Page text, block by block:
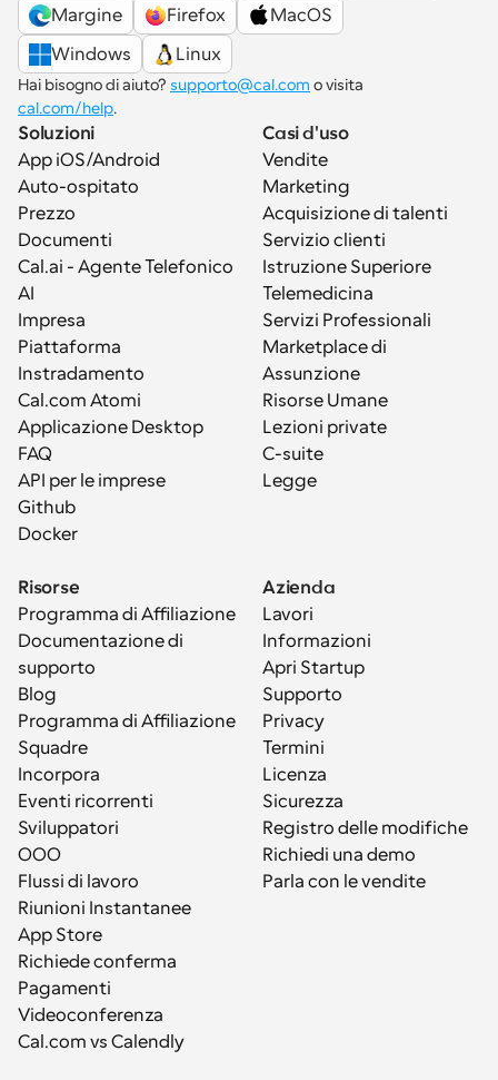
Margine
Firefox
MacOS
Windows
Linux
Hai bisogno di aiuto? supporto@cal.com
cal.com/help.
Soluzioni
App iOS/Android
Auto-ospitato
Prezzo
Documenti
Cal.ai - Agente Telefonico
AI
Impresa
Piattaforma
Instradamento
Cal.com Atomi
Applicazione Desktop
FAQ
API per le imprese
Github
Docker
Casi d'uso
Vendite
Marketing
Acquisizione di talenti
Servizio clienti
Istruzione Superiore
Telemedicina
Servizi Professionali
Marketplace di
Assunzione
Risorse Umane
Lezioni private
C-suite
Legge
Risorse
Programma di Affiliazione
Documentazione di
supporto
Blog
Programma di Affiliazione
Squadre
Incorpora
Eventi ricorrenti
Sviluppatori
OOO
Flussi di lavoro
Riunioni Instantanee
App Store
Richiede conferma
Pagamenti
Videoconferenza
Cal.com vs Calendly
Azienda
Lavori
Informazioni
Apri Startup
Supporto
Privacy
Termini
Licenza
Sicurezza
Registro delle modifiche
Richiedi una demo
Parla con le vendite